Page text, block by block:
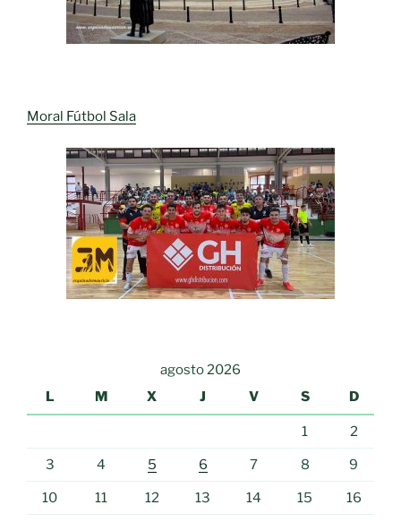
Moral Fútbol Sala
agosto 2026
L
M X J V S D
1 2
3 4 5 6 7 8 9
10 11 12 13 14 15 16